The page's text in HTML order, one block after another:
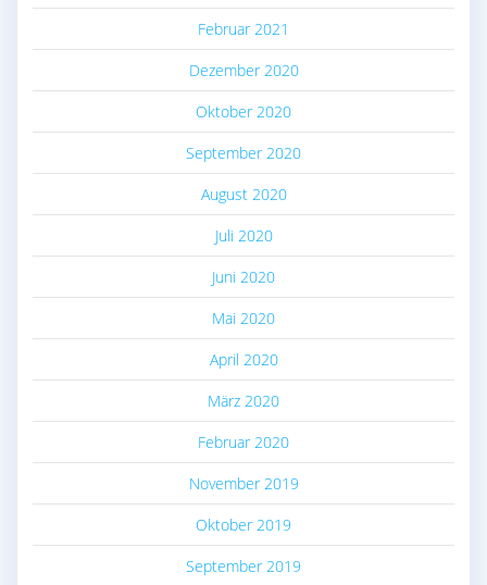
Februar 2021
Dezember 2020
Oktober 2020
September 2020
August 2020
Juli 2020
Juni 2020
Mai 2020
April 2020
März 2020
Februar 2020
November 2019
Oktober 2019
September 2019